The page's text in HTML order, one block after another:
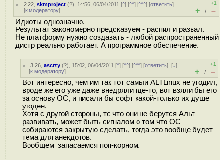
2.22 ,skmproject (?), 14:56, 06/04/2011 [^] [^^] [^^^] [ответить]
[к модератору]
+1
+ / –
Идиоты однозначно.
Результат закономерно предсказуем - распил и развал.
Не платформу нужно создавать - любой распространенный
дистр реально работает. А программное обеспечение.
3.26 ,ascrzy (?), 15:02, 06/04/2011 [^] [^^] [^^^] [ответить][↓]
[к модератору]
+1
+ / –
Вот интересно, чем им так тот самый ALTLinux не угодил,
вроде же его уже даже внедряли где-то, вот взяли бы его
за основу ОС, и писали бы софт какой-только их душе
угоден.
Хотя с другой стороны, то что они не берутся Альт
развивать, может быть сигналом о том что ОС
собираются закрытую сделать, тогда это вообще будет
тема для анекдотов.
Вообщем, запасаемся поп-корном.